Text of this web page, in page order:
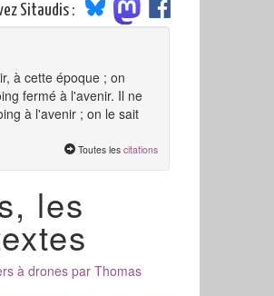
Sitaudis :
à cette époque ; on
fermé à l'avenir. Il ne
à l'avenir ; on le sait
Toutes les citations
les
à dronespar Thomas